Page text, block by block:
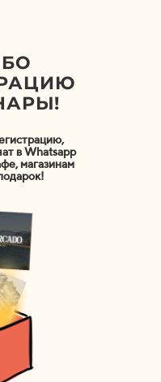
в Whatsapp
магазинам